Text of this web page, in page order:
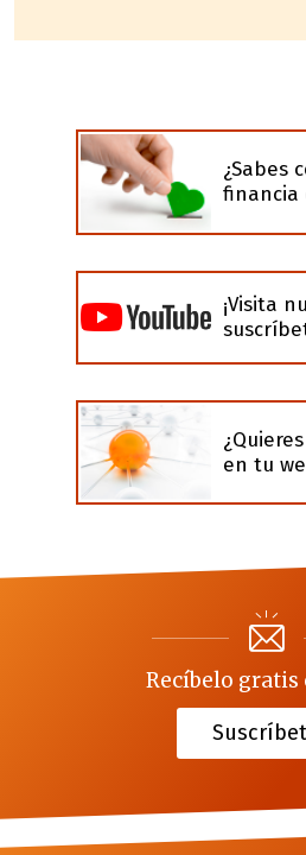
¿Sabes
financia
¡Visita
¿Quieres
en tu
Recíbelo gratis